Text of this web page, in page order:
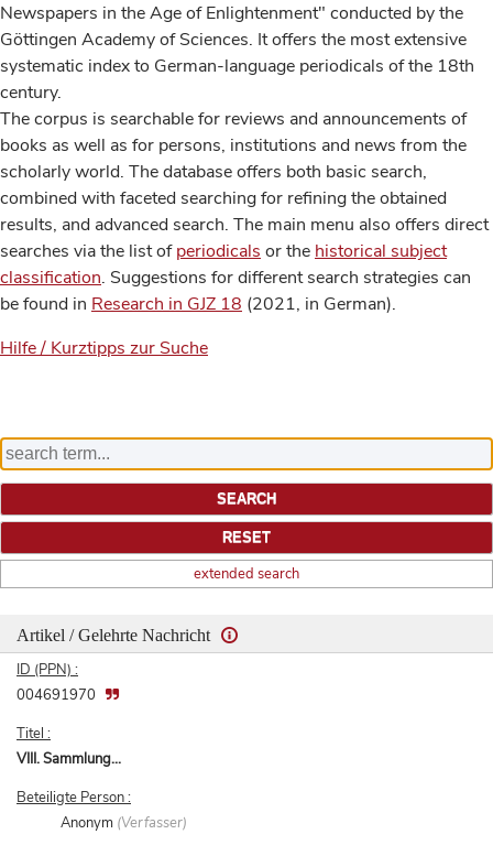
Newspapers in the Age of Enlightenment" conducted by the
Göttingen Academy of Sciences. It offers the most extensive
systematic index to German-language periodicals of the 18th
century.
The corpus is searchable for reviews and announcements of
books as well as for persons, institutions and news from the
scholarly world. The database offers both basic search,
combined with faceted searching for refining the obtained
results, and advanced search. The main menu also offers direct
searches via the list ofperiodicals or the historical subject
classification. Suggestions for different search strategies can
be found in Research in GJZ 18 (2021, in German).
Hilfe / Kurztipps zur Suche
extended search
Artikel / Gelehrte Nachricht
ID (PPN) :
004691970
Titel :
VIII. Sammlung...
Beteiligte Person :
Anonym (Verfasser)